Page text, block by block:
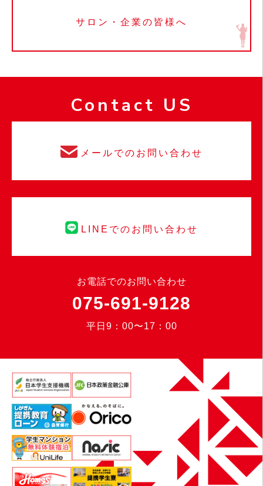
サロン・企業の皆様へ
Contact US
メールでのお問い合わせ
LINEでのお問い合わせ
お電話でのお問い合わせ
075-691-9128
平日9：00〜17：00